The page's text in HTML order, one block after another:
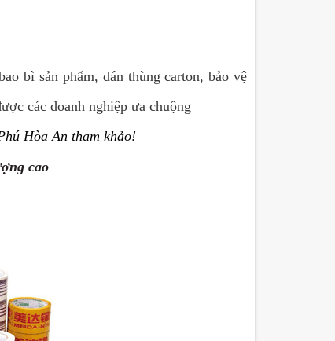
bì sản phẩm, dán thùng carton, bảo vệ
các doanh nghiệp ưa chuộng
Hòa An tham khảo!
cao